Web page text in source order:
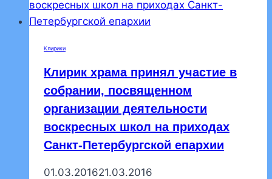
о
Великом
Клирики
Клирик храма принял участие в
собрании, посвященном
организации деятельности
воскресных школ на приходах
Санкт-Петербургской епархии
01.03.201621.03.2016